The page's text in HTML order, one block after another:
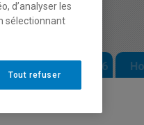
- Automne 2026
d’analyser les
sélectionnant
Tout refuser